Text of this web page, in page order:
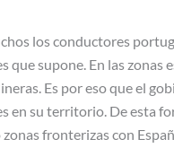
los conductores
que supone. En las
Es por eso que el
en su territorio. De esta
fronterizas con